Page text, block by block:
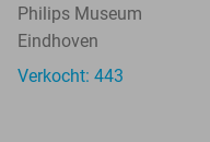
Philips Museum
Eindhoven
Verkocht: 443